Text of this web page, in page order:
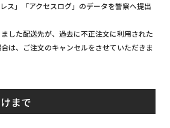
ス」「アクセスログ」のデータを警察へ提出
した配送先が、過去に不正注文に利用された
は、ご注文のキャンセルをさせていただきま
まで